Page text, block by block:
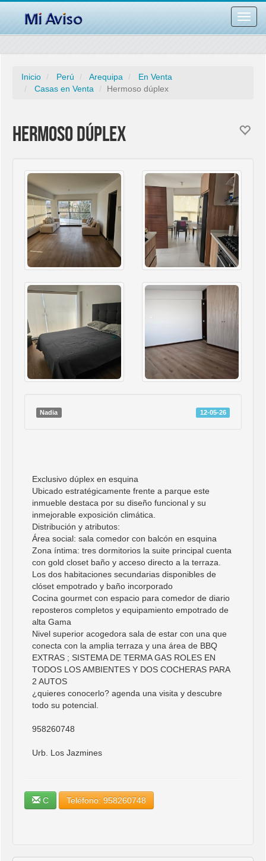
barra
Inicio Perú Arequipa
En Venta
Casas en Venta
Hermoso dúplex
Hermoso dúplex
Nadia 12-05-26
Exclusivo dúplex en esquina
Ubicado estratégicamente frente a parque este
inmueble destaca por su diseño funcional y su
inmejorable exposición climática.
Distribución y atributos:
Área social: sala comedor con balcón en esquina
Zona íntima: tres dormitorios la suite principal cuenta
con gold closet baño y acceso directo a la terraza.
Los dos habitaciones secundarias disponibles de
clóset empotrado y baño incorporado
Cocina gourmet con espacio para comedor de diario
reposteros completos y equipamiento empotrado de
alta Gama
Nivel superior acogedora sala de estar con una que
conecta con la amplia terraza y una área de BBQ
EXTRAS ; SISTEMA DE TERMA GAS ROLES EN
TODOS LOS AMBIENTES Y DOS COCHERAS PARA
2 AUTOS
¿quieres conocerlo? agenda una visita y descubre
todo su potencial.
958260748
Urb. Los Jazmines
C Teléfono: 958260748